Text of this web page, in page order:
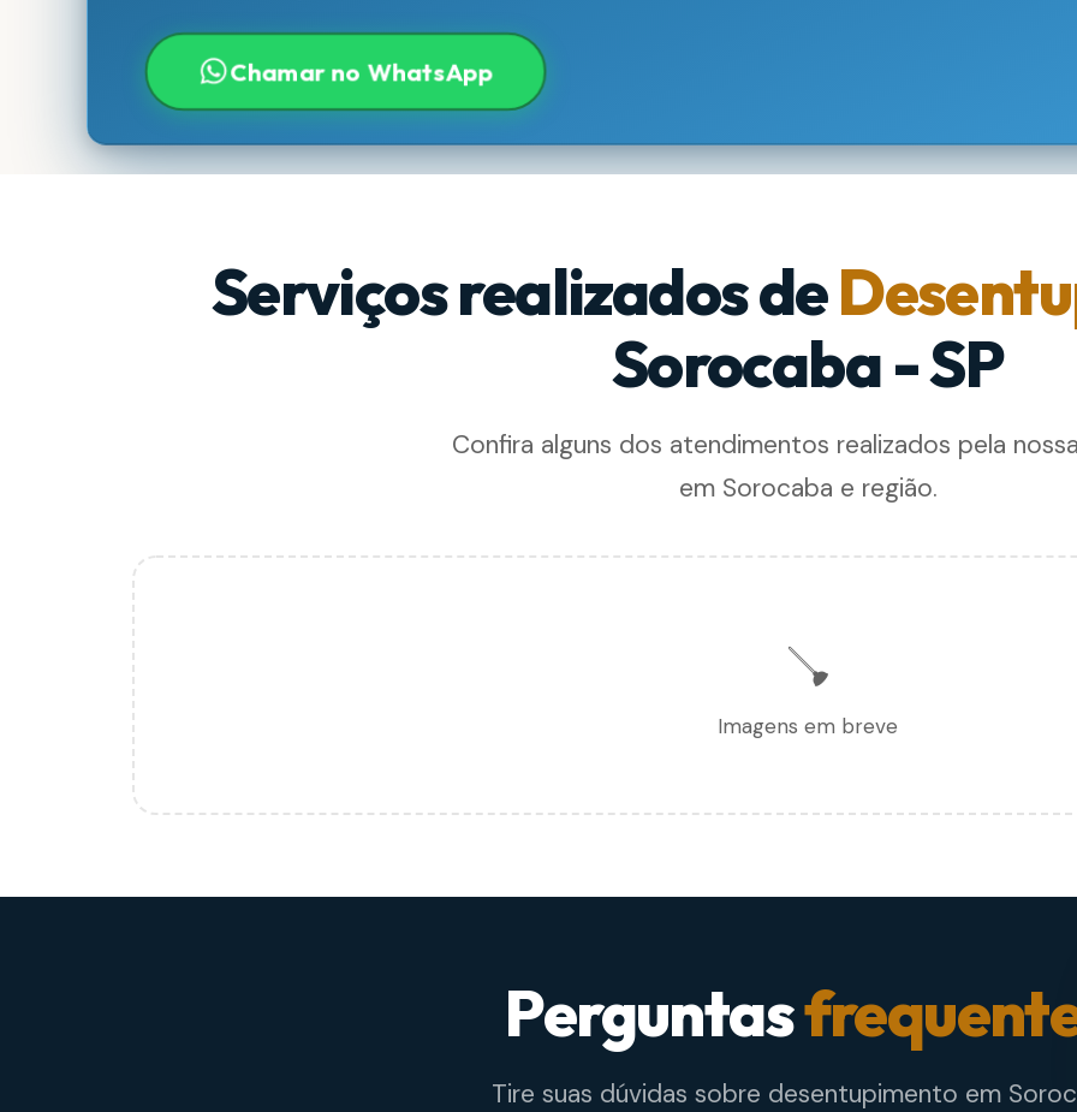
Chamar no WhatsApp
Serviços realizados de
Sorocaba - SP
Confira alguns dos atendimentos realizados pela
em Sorocaba e região.
🪠
Imagens em breve
Perguntas
Tire suas dúvidas sobre desentupimento em